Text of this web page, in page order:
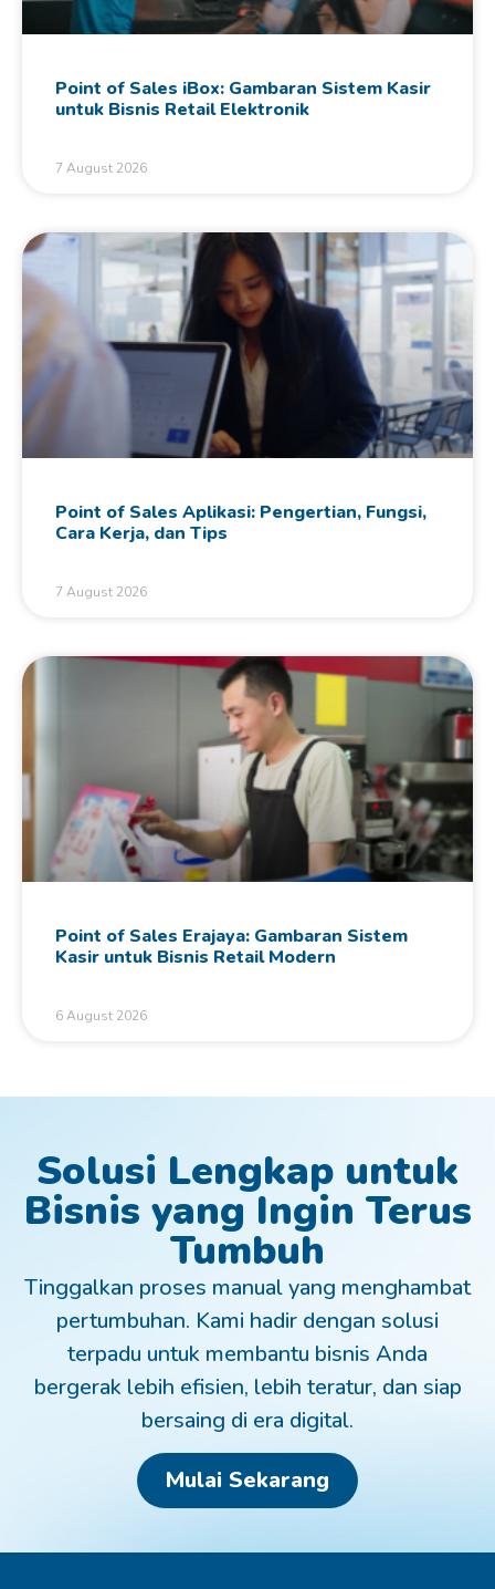
Point of Sales iBox: Gambaran Sistem Kasir
untuk Bisnis Retail Elektronik
7 August 2026
Point of Sales Aplikasi: Pengertian, Fungsi,
Cara Kerja, dan Tips
7 August 2026
Point of Sales Erajaya: Gambaran Sistem
Kasir untuk Bisnis Retail Modern
6 August 2026
Solusi Lengkap untuk
Bisnis yang Ingin Terus
Tumbuh
Tinggalkan proses manual yang menghambat
pertumbuhan. Kami hadir dengan solusi
terpadu untuk membantu bisnis Anda
bergerak lebih efisien, lebih teratur, dan siap
bersaing di era digital.
Mulai Sekarang